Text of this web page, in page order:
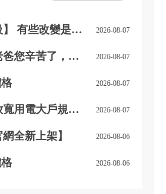
職
式接任尚立汽
2026-08-07
您辛苦了，父
2026-08-07
2026-08-07
寬用電大戶規
2026-08-07
全新上架】 2026-08-06
2026-08-06